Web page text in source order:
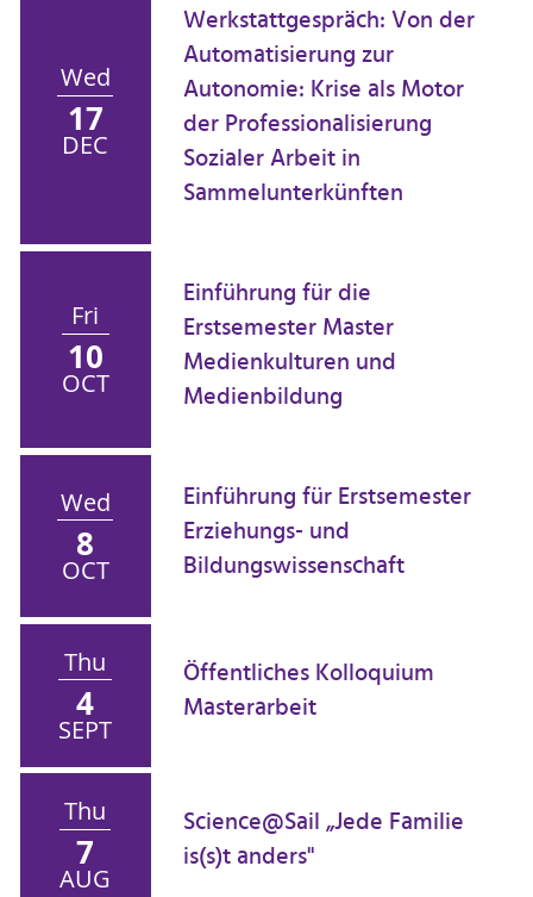
Wed
17
DEC
Werkstattgespräch: Von der
Automatisierung zur
Autonomie: Krise als Motor
der Professionalisierung
Sozialer Arbeit in
Sammelunterkünften
Fri
10
OCT
Einführung für die
Erstsemester Master
Medienkulturen und
Medienbildung
Wed
8
OCT
Einführung für Erstsemester
Erziehungs- und
Bildungswissenschaft
Thu
4
SEPT
Öffentliches Kolloquium
Masterarbeit
Thu
7
AUG
Science@Sail „Jede Familie
is(s)t anders"